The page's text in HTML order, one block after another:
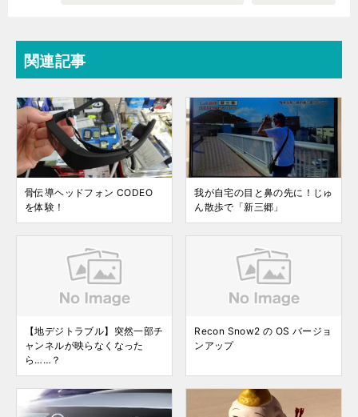
関連記事
骨伝導ヘッドフォン CODEO
を体験！
我が自宅の目と鼻の先に！じゅ
ん散歩で「新三郷」
【地デジトラブル】突然一部チ
ャンネルが映らなくなった
ら……？
Recon Snow2 の OS バージョ
ンアップ